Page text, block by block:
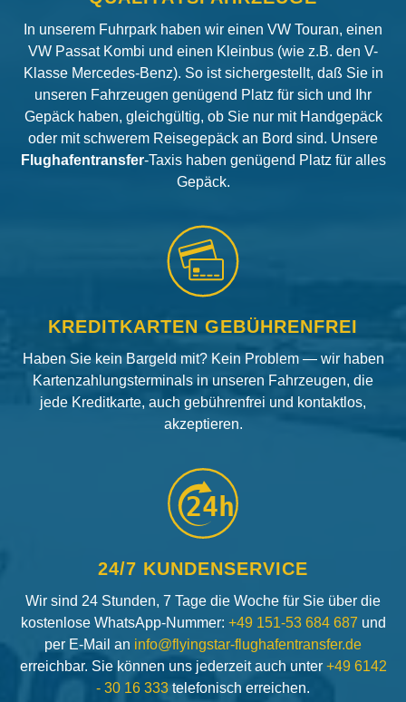
In unserem Fuhrpark haben wir einen VW Touran, einen
VW Passat Kombi und einen Kleinbus (wie z.B. den V-
Klasse Mercedes-Benz). So ist sichergestellt, daß Sie in
unseren Fahrzeugen genügend Platz für sich und Ihr
Gepäck haben, gleichgültig, ob Sie nur mit Handgepäck
oder mit schwerem Reisegepäck an Bord sind. Unsere
Flughafentransfer-Taxis haben genügend Platz für alles
Gepäck.
KREDITKARTEN GEBÜHRENFREI
Haben Sie kein Bargeld mit? Kein Problem — wir haben
Kartenzahlungsterminals in unseren Fahrzeugen, die
jede Kreditkarte, auch gebührenfrei und kontaktlos,
akzeptieren.
24h
24/7 KUNDENSERVICE
Wir sind 24 Stunden, 7 Tage die Woche für Sie über die
kostenlose WhatsApp-Nummer: +49 151-53 684 687 und
per E-Mail an info@flyingstar-flughafentransfer.de
erreichbar. Sie können uns jederzeit auch unter +49 6142
- 30 16 333 telefonisch erreichen.